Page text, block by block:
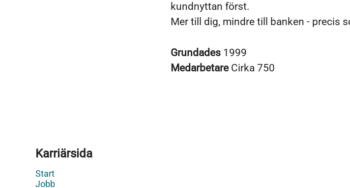
kundnyttan först.
Mer till dig, mindre till banken - precis
Grundades 1999
Medarbetare Cirka 750
Karriärsida
Start
Jobb